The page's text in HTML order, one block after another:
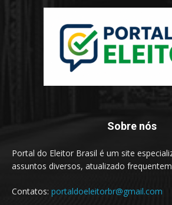
Sobre nós
Portal do Eleitor Brasil é um site
assuntos diversos, atualizado
Contatos: portaldoeleitorbr@gmail.com